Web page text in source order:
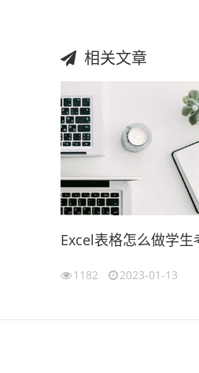
相关文章
Excel表格怎么做学生
1182 2023-01-13